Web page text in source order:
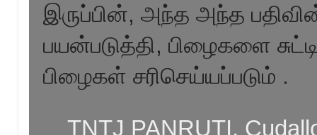
இருப்பின், அந்த அந்த
பயன்படுத்தி, பிழைகளை
பிழைகள் சரிசெய்யப்படும் .
TNTJ PANRUTI,